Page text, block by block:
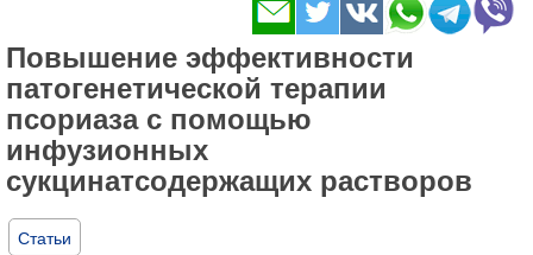
Повышение эффективности
патогенетической терапии
псориаза с помощью
инфузионных
сукцинатсодержащих растворов
Статьи